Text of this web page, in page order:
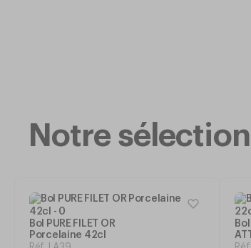
Notre
Bol PURE FILET OR
Porcelaine 42cl